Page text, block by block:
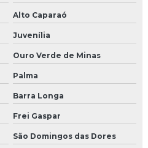
Alto Caparaó
Juvenília
Ouro Verde de Minas
Palma
Barra Longa
Frei Gaspar
São Domingos das Dores